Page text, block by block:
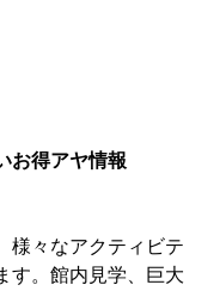
お得アヤ情報
様々なアクティビテ
す。館内見学、巨大